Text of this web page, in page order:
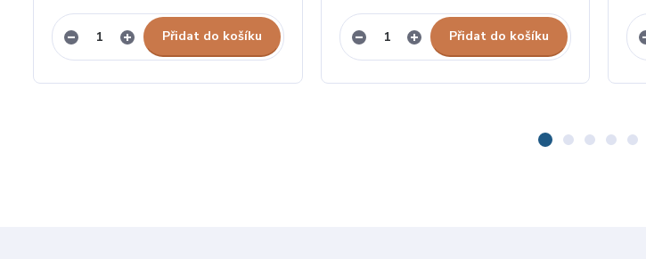
Přidat do košíku Přidat do košíku